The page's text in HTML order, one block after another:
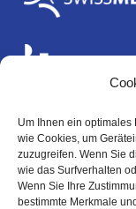
Um Ihnen ein
wie Cookies, um
zuzugreifen. Wenn Sie
wie das Surfverhalten
Wenn Sie Ihre
bestimmte Merkmale
Rechtliches